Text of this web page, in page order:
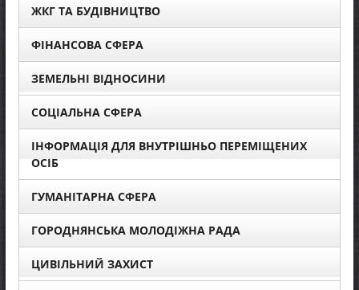
ЖКГ ТА БУДІВНИЦТВО
ФІНАНСОВА СФЕРА
ЗЕМЕЛЬНІ ВІДНОСИНИ
СОЦІАЛЬНА СФЕРА
ІНФОРМАЦІЯ ДЛЯ ВНУТРІШНЬО ПЕРЕМІЩЕНИХ
ОСІБ
ГУМАНІТАРНА СФЕРА
ГОРОДНЯНСЬКА МОЛОДІЖНА РАДА
ЦИВІЛЬНИЙ ЗАХИСТ